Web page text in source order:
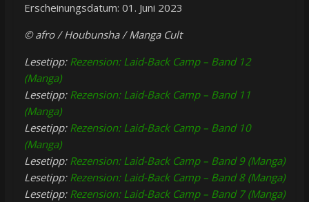
Erscheinungsdatum: 01. Juni 2023
© afro / Houbunsha / Manga Cult
Lesetipp: Rezension: Laid-Back Camp – Band 12
(Manga)
Lesetipp: Rezension: Laid-Back Camp – Band 11
(Manga)
Lesetipp: Rezension: Laid-Back Camp – Band 10
(Manga)
Lesetipp: Rezension: Laid-Back Camp – Band 9 (Manga)
Lesetipp: Rezension: Laid-Back Camp – Band 8 (Manga)
Lesetipp: Rezension: Laid-Back Camp – Band 7 (Manga)